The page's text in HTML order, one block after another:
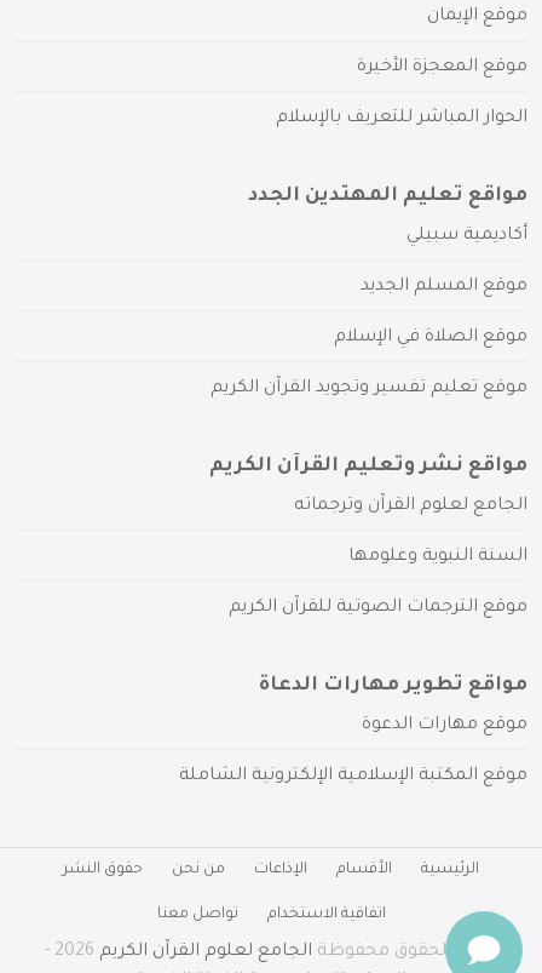
موقع الإيمان
موقع المعجزة الأخيرة
الحوار المباشر للتعريف بالإسلام
مواقع تعليم المهتدين الجدد
أكاديمية سبيلي
موقع المسلم الجديد
موقع الصلاة في الإسلام
موقع تعليم تفسير وتجويد القرآن الكريم
مواقع نشر وتعليم القرآن الكريم
الجامع لعلوم القرآن وترجماته
السنة النبوية وعلومها
موقع الترجمات الصوتية للقرآن الكريم
مواقع تطوير مهارات الدعاة
موقع مهارات الدعوة
موقع المكتبة الإسلامية الإلكترونية الشاملة
الرئيسية الأقسام الإذاعات من نحن حقوق النشر
اتفاقية الاستخدام تواصل معنا
جميع الحقوق محفوظة الجامع لعلوم القرآن الكريم
2026 -